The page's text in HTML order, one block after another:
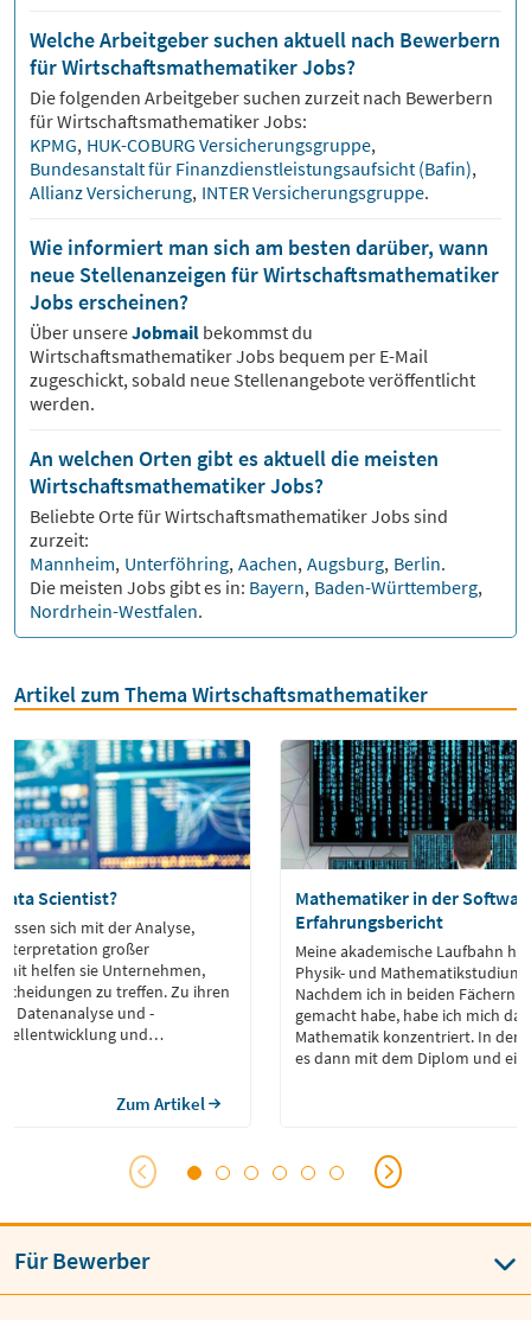
Welche Arbeitgeber suchen aktuell nach Bewerbern
für Wirtschaftsmathematiker Jobs?
Die folgenden Arbeitgeber suchen zurzeit nach Bewerbern
fürWirtschaftsmathematikerJobs:
KPMG, HUK-COBURG Versicherungsgruppe,
Bundesanstalt für Finanzdienstleistungsaufsicht (Bafin),
Allianz Versicherung, INTER Versicherungsgruppe.
Wie informiert man sich am besten darüber, wann
neue Stellenanzeigen für Wirtschaftsmathematiker
Jobs erscheinen?
Über unsereJobmail bekommst du
WirtschaftsmathematikerJobs bequem per E-Mail
zugeschickt, sobald neue Stellenangebote veröffentlicht
werden.
An welchen Orten gibt es aktuell die meisten
Wirtschaftsmathematiker Jobs?
Beliebte Orte fürWirtschaftsmathematikerJobs sind
zurzeit:
Mannheim, Unterföhring, Aachen, Augsburg, Berlin.
Die meisten Jobs gibt es in: Bayern, Baden-Württemberg,
Nordrhein-Westfalen.
Artikel zum Thema Wirtschaftsmathematiker
Scientist?
sich mit der Analyse,
großer
helfen sie Unternehmen,
zu treffen. Zu ihren
Datenanalyse und -
und
Zum Artikel
Mathematiker in der
Erfahrungsbericht
Meine akademische Laufbahn
Physik- und Mathematikstudium
Nachdem ich in beiden Fächern
gemacht habe, habe ich mich
Mathematik konzentriert. In der
es dann mit dem Diplom und
Für Bewerber